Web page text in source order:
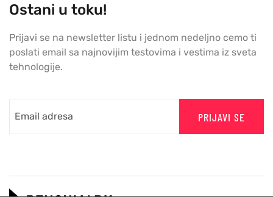
Ostani u toku!
Prijavi se na newsletter listu i jednom nedeljno cemo ti
poslati email sa najnovijim testovima i vestima iz sveta
tehnologije.
PRIJAVI SE